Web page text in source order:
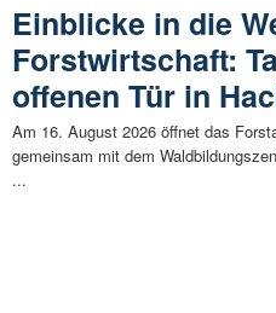
Einblicke in die
Forstwirtschaft:
offenen Tür in
Am 16. August 2026 öffnet das
gemeinsam mit dem
...